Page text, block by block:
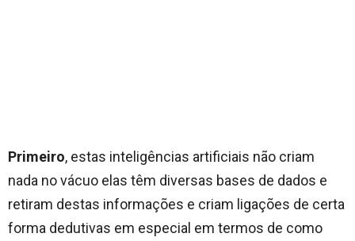
Primeiro, estas inteligências artificiais não criam
nada no vácuo elas têm diversas bases de dados e
retiram destas informações e criam ligações de certa
forma dedutivas em especial em termos de como